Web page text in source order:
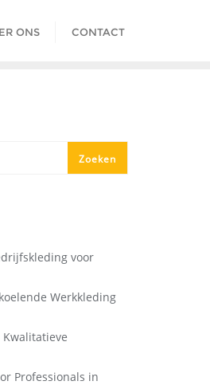
ONS CONTACT
Zoeken
voor
Werkkleding
Professionals in